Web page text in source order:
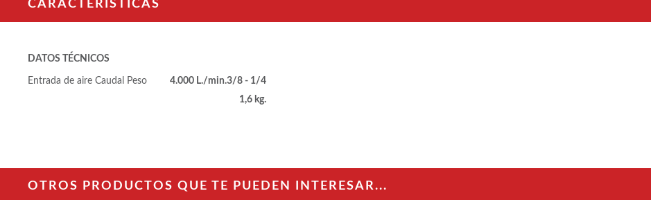
CARACTERÍSTICAS
DATOS TÉCNICOS
Entrada de aire 3/8 - 1/4
Caudal 4.000 L./min.
Peso
1,6 kg.
OTROS PRODUCTOS QUE TE PUEDEN INTERESAR...